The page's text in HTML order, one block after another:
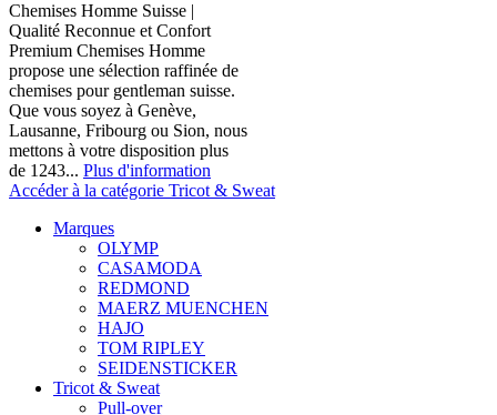
Chemises Homme Suisse |
Qualité Reconnue et Confort
Premium Chemises Homme
propose une sélection raffinée de
chemises pour gentleman suisse.
Que vous soyez à Genève,
Lausanne, Fribourg ou Sion, nous
mettons à votre disposition plus
de 1243... Plus d'information
Accéder à la catégorie Tricot & Sweat
Marques
OLYMP
CASAMODA
REDMOND
MAERZ MUENCHEN
HAJO
TOM RIPLEY
SEIDENSTICKER
Tricot & Sweat
Pull-over